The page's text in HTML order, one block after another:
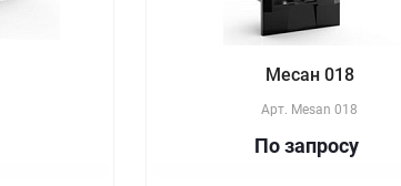
Месан 018
Арт. Mesan 018
По запросу